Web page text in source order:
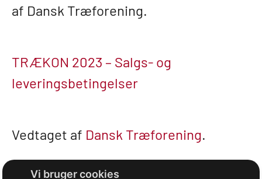
af Dansk Træforening.
TRÆKON 2023 – Salgs- og
leveringsbetingelser
Vedtaget af Dansk Træforening.